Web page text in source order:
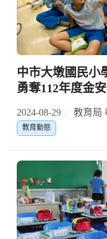
中市大墩國民小
勇奪112年度金
2024-08-29 教育局
教育動態